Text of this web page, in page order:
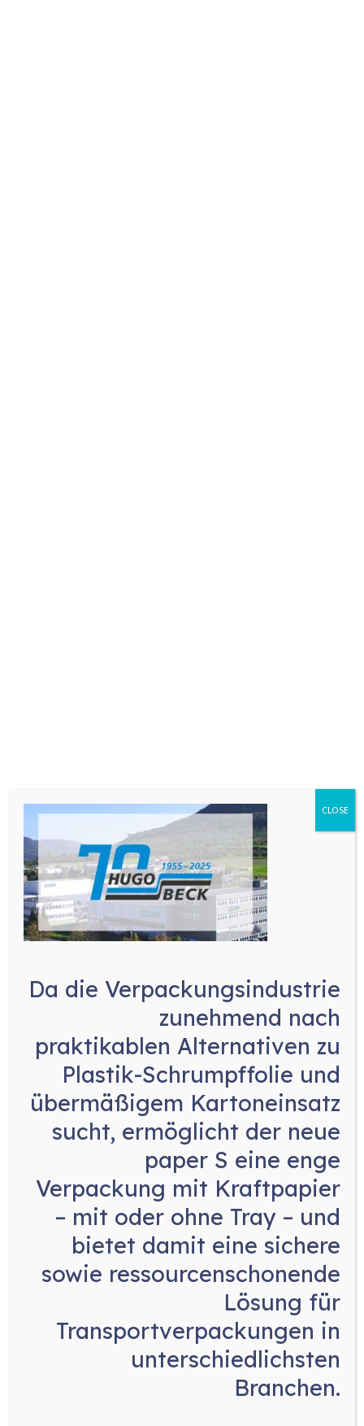
Dosieren und
Da die Verpackungsindustrie
zunehmend nach
praktikablen Alternativen zu
Plastik-Schrumpffolie und
übermäßigem Kartoneinsatz
sucht, ermöglicht der neue
paper S eine enge
Verpackung mit Kraftpapier
– mit oder ohne Tray– und
bietet damit eine sichere
sowie ressourcenschonende
Lösung für
Transportverpackungen in
unterschiedlichsten
Branchen.
CLOSE